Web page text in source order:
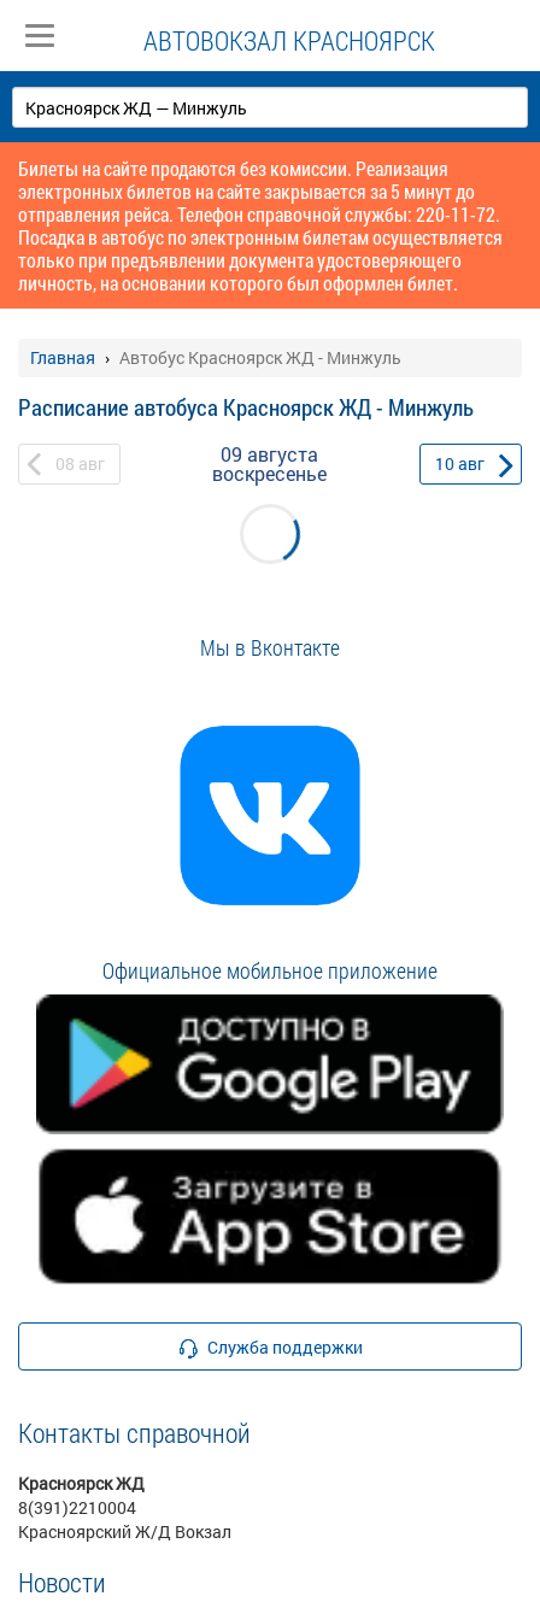
АВТОВОКЗАЛ КРАСНОЯРСК
Билеты на сайте продаются без комиссии. Реализация
электронных билетов на сайте закрывается за 5 минут до
отправления рейса. Телефон справочной службы: 220-11-72.
Посадка в автобус по электронным билетам осуществляется
только при предъявлении документа удостоверяющего
личность, на основании которого был оформлен билет.
Главная Автобус Красноярск ЖД - Минжуль
Расписание автобуса Красноярск ЖД - Минжуль
08 авг 09 августа
воскресенье 10авг
Мы в Вконтакте
Официальное мобильное приложение
Служба поддержки
Контакты справочной
Красноярск ЖД
8(391)2210004
Красноярский Ж/Д Вокзал
Новости